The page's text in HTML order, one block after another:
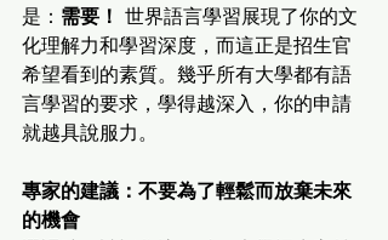
是： 需要！
世界語言學習展現了你的文
化理解力和學習深度，而這正是招生官
希望看到的素質。幾乎所有大學都有語
言學習的要求，學得越深入，你的申請
就越具說服力。
專家的建議：不要為了輕鬆而放棄未來
的機會